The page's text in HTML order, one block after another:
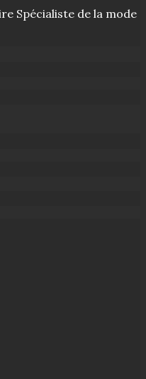
Spécialiste de la mode